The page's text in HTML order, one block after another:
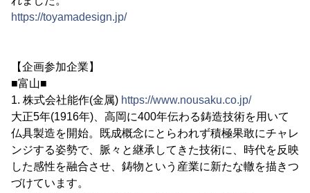
https://toyamadesign.jp/
【企画参加企業】
■富山■
1. 株式会社能作(金属) https://www.nousaku.co.jp/
大正5年(1916年)、高岡に400年伝わる鋳造技術を用いて
仏具製造を開始。既成概念にとらわれず積極果敢にチャレ
ンジする姿勢で、脈々と継承してきた技術に、時代を反映
した感性を融合させ、鋳物という産業に新たな轍を描きつ
づけています。